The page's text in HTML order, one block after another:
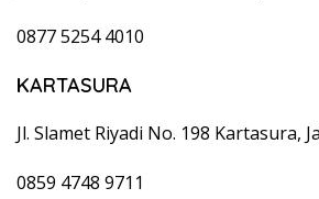
0877 5254 4010
KARTASURA
Jl. Slamet Riyadi No. 198 Kartasura,
0859 4748 9711